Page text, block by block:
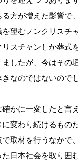
方が増えた影響で
を望むノンクリスチ
リスチャンしか葬式
したが、今はその
なのではないので
かに一変したと言
に変わり続けるもの
取材を行うなかで
日本社会を取り囲